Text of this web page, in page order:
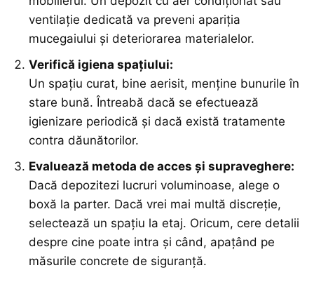
ventilație dedicată va preveni apariția
mucegaiului și deteriorarea materialelor.
Verifică igiena spațiului:
Un spațiu curat, bine aerisit, menține bunurile în
stare bună. Întreabă dacă se efectuează
igienizare periodică și dacă există tratamente
contra dăunătorilor.
Evaluează metoda de acces și supraveghere:
Dacă depozitezi lucruri voluminoase, alege o
boxă la parter. Dacă vrei mai multă discreție,
selectează un spațiu la etaj. Oricum, cere detalii
despre cine poate intra și când, apațând pe
măsurile concrete de siguranță.